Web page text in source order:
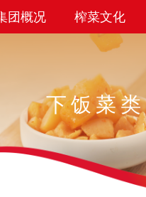
集团概况 榨菜文化
下饭菜类